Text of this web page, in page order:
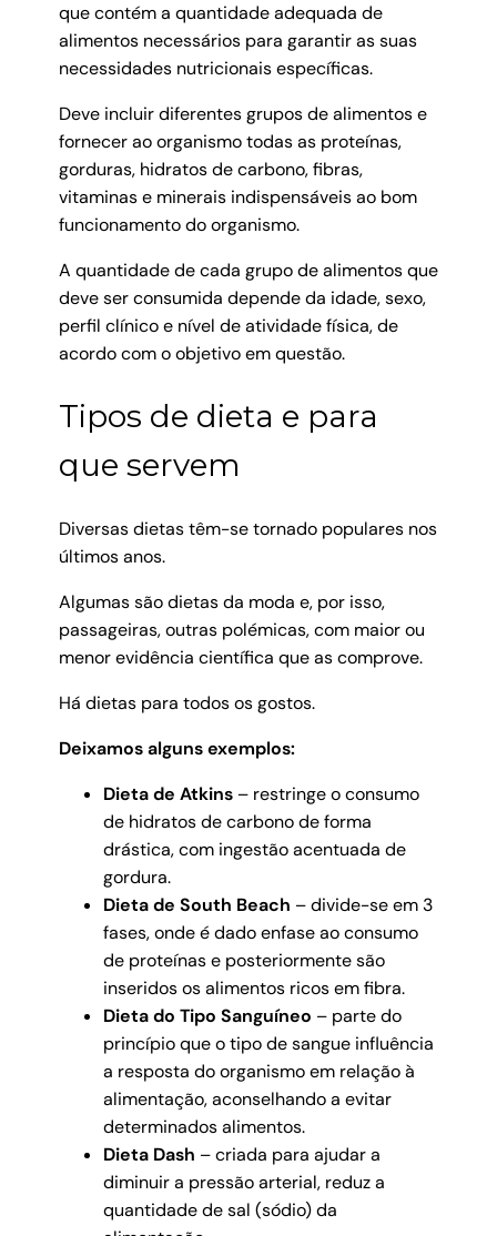
que contém a quantidade adequada de
alimentos necessários para garantir as suas
necessidades nutricionais específicas.
Deve incluir diferentes grupos de alimentos e
fornecer ao organismo todas as proteínas,
gorduras, hidratos de carbono, fibras,
vitaminas e minerais indispensáveis ao bom
funcionamento do organismo.
A quantidade de cada grupo de alimentos que
deve ser consumida depende da idade, sexo,
perfil clínico e nível de atividade física, de
acordo com o objetivo em questão.
Tipos de dieta e para
que servem
Diversas dietas têm-se tornado populares nos
últimos anos.
Algumas são dietas da moda e, por isso,
passageiras, outras polémicas, com maior ou
menor evidência científica que as comprove.
Há dietas para todos os gostos.
Deixamos alguns exemplos:
Dieta de Atkins– restringe o consumo
de hidratos de carbono de forma
drástica, com ingestão acentuada de
gordura.
Dieta de South Beach – divide-se em 3
fases, onde é dado enfase ao consumo
de proteínas e posteriormente são
inseridos os alimentos ricos em fibra.
Dieta do Tipo Sanguíneo – parte do
princípio que o tipo de sangue influência
a resposta do organismo em relação à
alimentação, aconselhando a evitar
determinados alimentos.
Dieta Dash – criada para ajudar a
diminuir a pressão arterial, reduz a
quantidade de sal (sódio) da